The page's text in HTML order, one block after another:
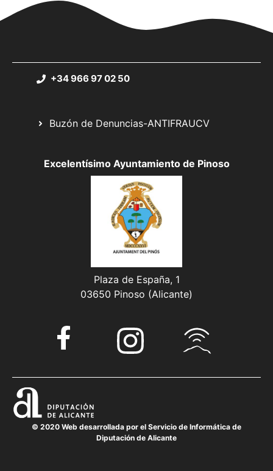
+34 966 97 02 50
Buzón de Denuncias-ANTIFRAUCV
Excelentísimo Ayuntamiento de Pinoso
Plaza de España, 1
03650 Pinoso (Alicante)
© 2020 Web desarrollada por el Servicio de Informática de
Diputación de Alicante